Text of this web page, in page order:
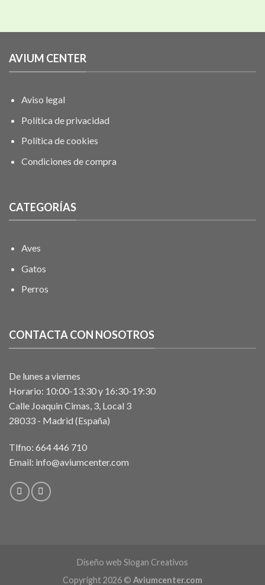
AVIUM CENTER
Aviso legal
Política de privacidad
Política de cookies
Condiciones de compra
CATEGORÍAS
Aves
Gatos
Perros
CONTACTA CON NOSOTROS
De lunes a viernes
Horario: 10:00-13:30 y 16:30-19:30
Calle Joaquin Cimas, 3, Local 3
28033 - Madrid (España)
Tlfno: 664 446 710
Email: info@aviumcenter.com
Diseño web Slogan Creativos
Copyright 2026 © Aviumcenter.com